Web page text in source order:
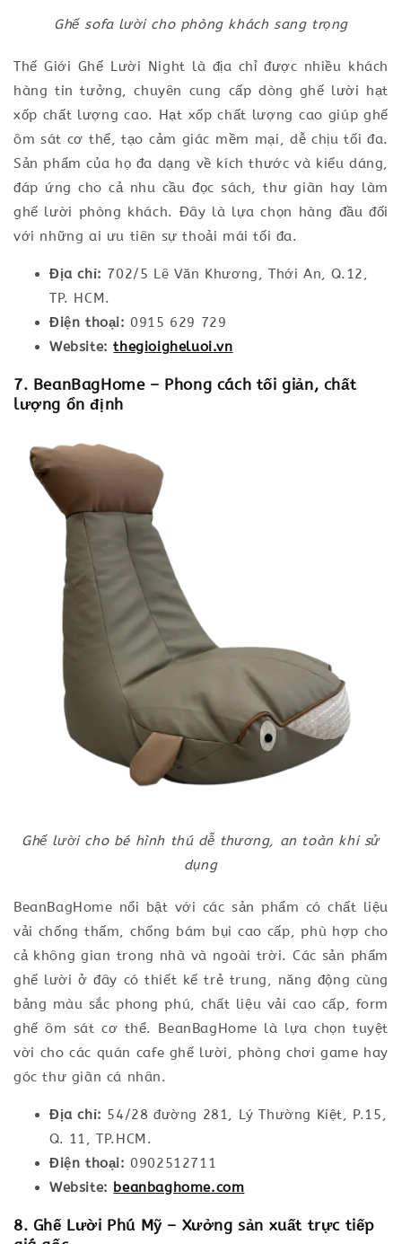
Ghế sofa lười cho phòng khách sang trọng
Thế Giới Ghế Lười Night là địa chỉ được nhiều khách
hàng tin tưởng, chuyên cung cấp dòng ghế lười hạt
xốp chất lượng cao. Hạt xốp chất lượng cao giúp ghế
ôm sát cơ thể, tạo cảm giác mềm mại, dễ chịu tối đa.
Sản phẩm của họ đa dạng về kích thước và kiểu dáng,
đáp ứng cho cả nhu cầu đọc sách, thư giãn hay làm
ghế lười phòng khách. Đây là lựa chọn hàng đầu đối
với những ai ưu tiên sự thoải mái tối đa.
Địa chỉ: 702/5 Lê Văn Khương, Thới An, Q.12,
TP. HCM.
Điện thoại: 0915 629 729
Website: thegioigheluoi.vn
7. BeanBagHome – Phong cách tối giản, chất
lượng ổn định
Ghế lười cho bé hình thú dễ thương, an toàn khi sử
dụng
BeanBagHome nổi bật với các sản phẩm có chất liệu
vải chống thấm, chống bám bụi cao cấp, phù hợp cho
cả không gian trong nhà và ngoài trời. Các sản phẩm
ghế lười ở đây có thiết kế trẻ trung, năng động cùng
bảng màu sắc phong phú, chất liệu vải cao cấp, form
ghế ôm sát cơ thể. BeanBagHome là lựa chọn tuyệt
vời cho các quán cafe ghế lười, phòng chơi game hay
góc thư giãn cá nhân.
Địa chỉ: 54/28 đường 281, Lý Thường Kiệt, P.15,
Q. 11, TP.HCM.
Điện thoại: 0902512711
Website: beanbaghome.com
8. Ghế Lười Phú Mỹ – Xưởng sản xuất trực tiếp